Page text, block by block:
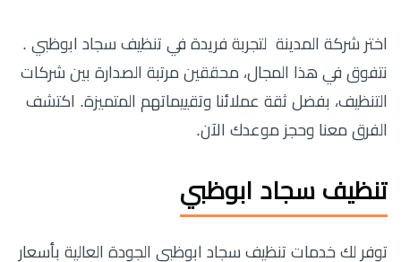
اختر شركة المدينة لتجربة فريدة في تنظيف سجاد ابوظبي .
نتفوق في هذا المجال، محققين مرتبة الصدارة بين شركات
التنظيف، بفضل ثقة عملائنا وتقييماتهم المتميزة. اكتشف
الفرق معنا وحجز موعدك الآن.
تنظيف سجاد ابوظبي
توفر لك خدمات تنظيف سجاد ابوظبي الجودة العالية بأسعار